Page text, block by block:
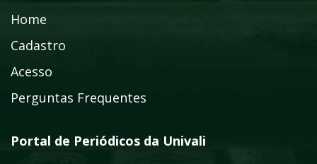
Home
Cadastro
Acesso
Perguntas Frequentes
Portal de Periódicos da Univali